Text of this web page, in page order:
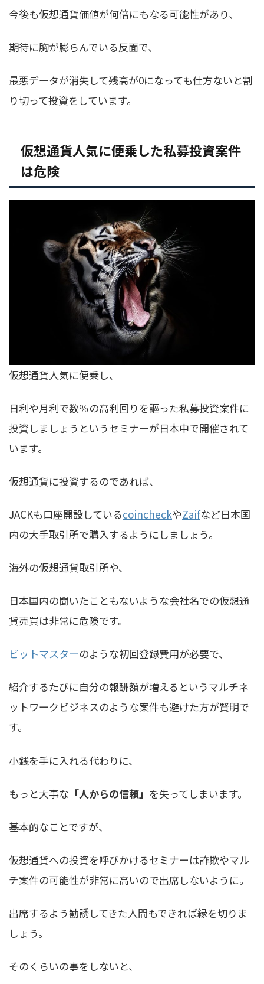
今後も仮想通貨価値が何倍にもなる可能性があり、
期待に胸が膨らんでいる反面で、
最悪データが消失して残高が0になっても仕方ないと割
り切って投資をしています。
仮想通貨人気に便乗した私募投資案件
は危険
仮想通貨人気に便乗し、
日利や月利で数％の高利回りを謳った私募投資案件に
投資しましょうというセミナーが日本中で開催されて
います。
仮想通貨に投資するのであれば、
JACKも口座開設しているcoincheckやZaifなど日本国
内の大手取引所で購入するようにしましょう。
海外の仮想通貨取引所や、
日本国内の聞いたこともないような会社名での仮想通
貨売買は非常に危険です。
ビットマスターのような初回登録費用が必要で、
紹介するたびに自分の報酬額が増えるというマルチネ
ットワークビジネスのような案件も避けた方が賢明で
す。
小銭を手に入れる代わりに、
もっと大事な 「人からの信頼」 を失ってしまいます。
基本的なことですが、
仮想通貨への投資を呼びかけるセミナーは詐欺やマル
チ案件の可能性が非常に高いので出席しないように。
出席するよう勧誘してきた人間もできれば縁を切りま
しょう。
そのくらいの事をしないと、